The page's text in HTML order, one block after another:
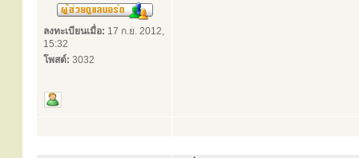
ลงทะเบียนเมื่อ: 17 ก.ย. 2012,
15:32
โพสต์: 3032